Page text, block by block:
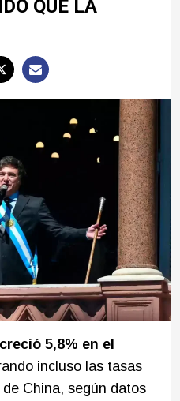
QUE LA
creció 5,8% en el
incluso las tasas
China, según datos